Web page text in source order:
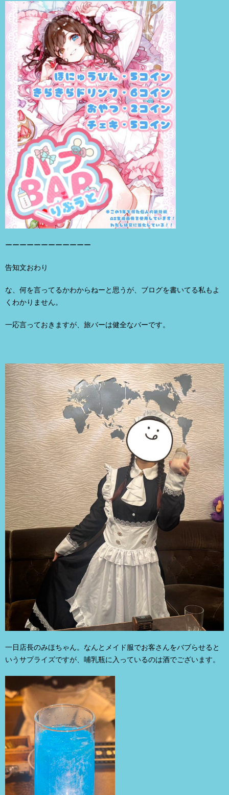
ーーーーーーーーーーーー
告知文おわり
な、何を言ってるかわからねーと思うが、ブログを書いてる私もよ
くわかりません。
一応言っておきますが、旅バーは健全なバーです。
一日店長のみほちゃん。なんとメイド服でお客さんをバブらせると
いうサプライズですが、哺乳瓶に入っているのは酒でございます。